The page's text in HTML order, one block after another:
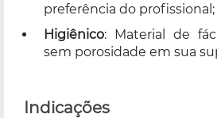
preferência do profissional;
Higiênico: Material de
sem porosidade em sua
Indicações